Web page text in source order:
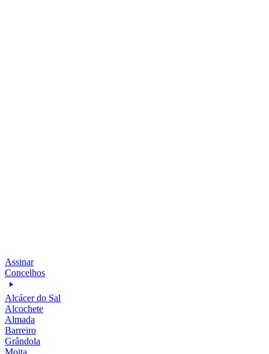
Assinar
Concelhos
Alcácer do Sal
Alcochete
Almada
Barreiro
Grândola
Moita